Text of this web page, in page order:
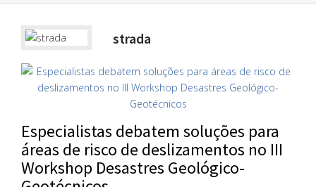
strada
Especialistas debatem soluções para
áreas de risco de deslizamentos no III
Workshop Desastres Geológico-